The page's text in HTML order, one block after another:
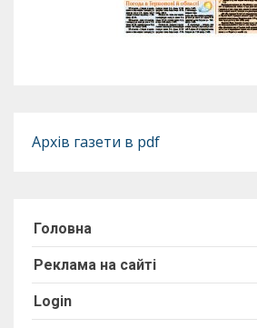
Архів газети в pdf
Головна
Реклама на сайті
Login